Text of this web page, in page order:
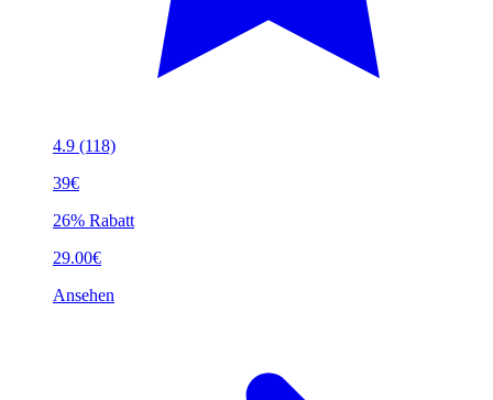
4.9 (118)
39€
26% Rabatt
29.00€
Ansehen